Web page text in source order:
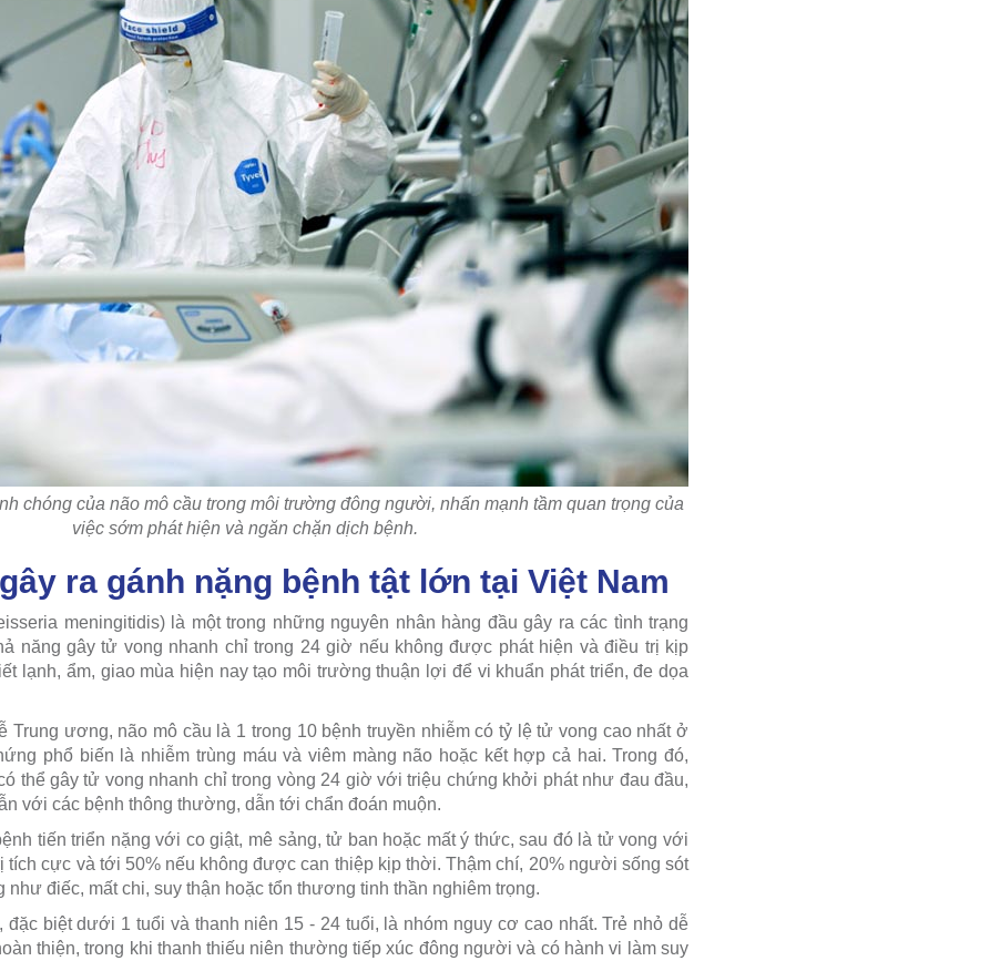
chóng của não mô cầu trong môi trường đông người, nhấn mạnh tầm quan trọng của
việc sớm phát hiện và ngăn chặn dịch bệnh.
ra gánh nặng bệnh tật lớn tại Việt Nam
meningitidis) là một trong những nguyên nhân hàng đầu gây ra các tình trạng
năng gây tử vong nhanh chỉ trong 24 giờ nếu không được phát hiện và điều trị kịp
lạnh, ẩm, giao mùa hiện nay tạo môi trường thuận lợi để vi khuẩn phát triển, đe dọa
Trung ương, não mô cầu là 1 trong 10 bệnh truyền nhiễm có tỷ lệ tử vong cao nhất ở
phổ biến là nhiễm trùng máu và viêm màng não hoặc kết hợp cả hai. Trong đó,
thể gây tử vong nhanh chỉ trong vòng 24 giờ với triệu chứng khởi phát như đau đầu,
với các bệnh thông thường, dẫn tới chẩn đoán muộn.
tiến triển nặng với co giật, mê sảng, tử ban hoặc mất ý thức, sau đó là tử vong với
tích cực và tới 50% nếu không được can thiệp kịp thời. Thậm chí, 20% người sống sót
như điếc, mất chi, suy thận hoặc tổn thương tinh thần nghiêm trọng.
đặc biệt dưới 1 tuổi và thanh niên 15 - 24 tuổi, là nhóm nguy cơ cao nhất. Trẻ nhỏ dễ
thiện, trong khi thanh thiếu niên thường tiếp xúc đông người và có hành vi làm suy